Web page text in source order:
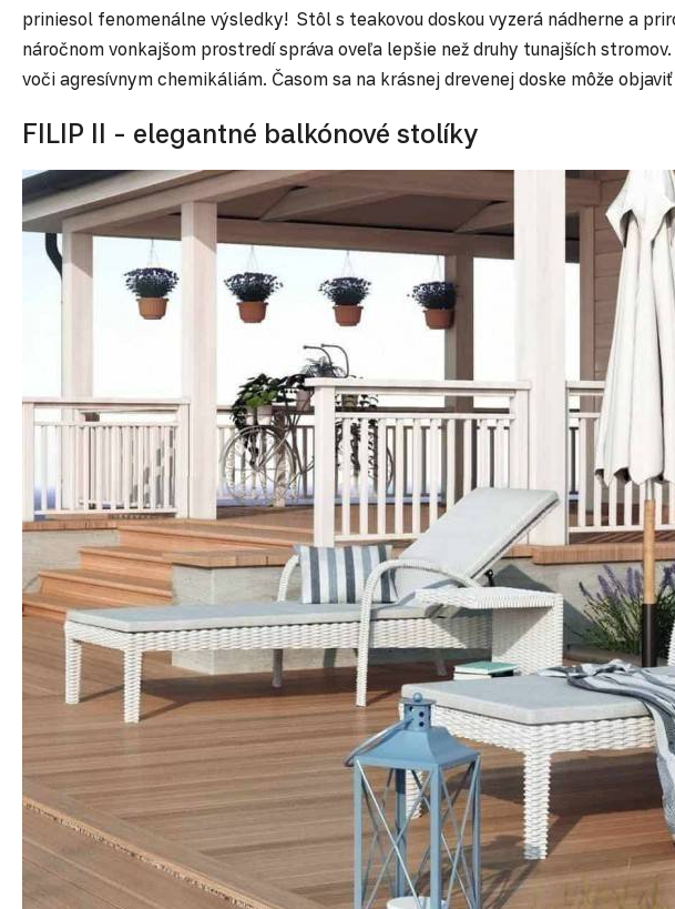
priniesol fenomenálne výsledky! Stôl s teakovou doskou vyzerá nádherne a
náročnom vonkajšom prostredí správa oveľa lepšie než druhy tunajších
voči agresívnym chemikáliám. Časom sa na krásnej drevenej doske môže
FILIP II - elegantné balkónové stolíky